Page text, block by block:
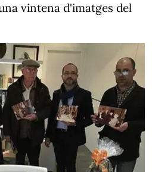
vintena d'imatges del